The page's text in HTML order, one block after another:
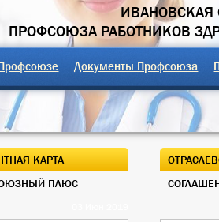
ИВАНОВСКАЯ
ПРОФСОЮЗА РАБОТНИКОВ
Документы Профсоюза
КАРТА
ПЛЮС